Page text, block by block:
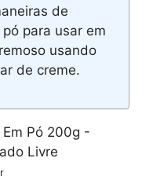
de
para usar em
usando
de creme.